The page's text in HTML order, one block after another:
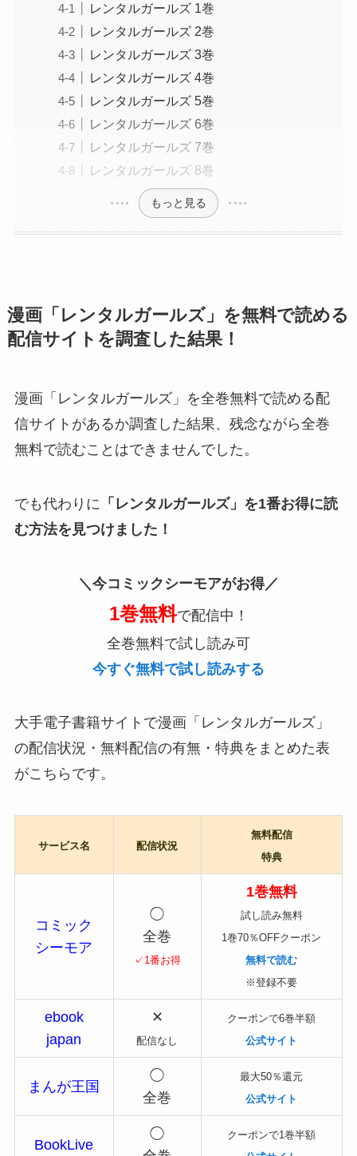
レンタルガールズ 1巻
レンタルガールズ 2巻
レンタルガールズ 3巻
レンタルガールズ 4巻
レンタルガールズ 5巻
レンタルガールズ 6巻
レンタルガールズ 7巻
レンタルガールズ 8巻
もっと見る
漫画「レンタルガールズ」を無料で読める
配信サイトを調査した結果！
漫画「レンタルガールズ」を全巻無料で読める配
信サイトがあるか調査した結果、残念ながら全巻
無料で読むことはできませんでした。
でも代わりに 「レンタルガールズ」を1番お得に読
む方法を見つけました！
＼今コミックシーモアがお得／
1巻無料で配信中！
全巻無料で試し読み可
今すぐ無料で試し読みする
大手電子書籍サイトで漫画「レンタルガールズ」
の配信状況・無料配信の有無・特典をまとめた表
がこちらです。
サービス名 配信状況
無料配信
特典
コミック
シーモア
◯
全巻
✓1番お得
1巻無料
試し読み無料
1巻70％OFFクーポン
無料で読む
※登録不要
ebook
japan
✕
配信なし
クーポンで6巻半額
公式サイト
まんが王国
◯
全巻
最大50％還元
公式サイト
BookLive
◯
クーポンで1巻半額